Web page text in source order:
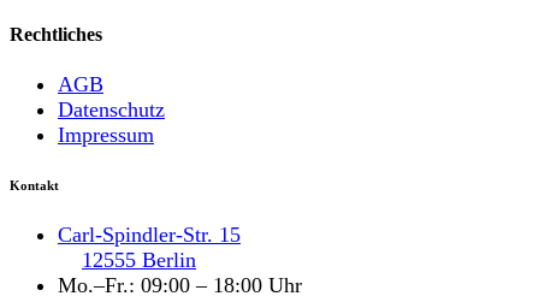
Rechtliches
AGB
Datenschutz
Impressum
Kontakt
Carl-Spindler-Str. 15
12555 Berlin
Mo.–Fr.: 09:00 – 18:00 Uhr